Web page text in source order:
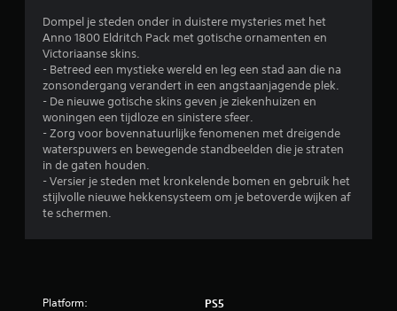
n
g
e
Dompel je steden onder in duistere mysteries met het
Anno 1800 Eldritch Pack met gotische ornamenten en
Victoriaanse skins.
- Betreed een mystieke wereld en leg een stad aan die na
zonsondergang verandert in een angstaanjagende plek.
- De nieuwe gotische skins geven je ziekenhuizen en
woningen een tijdloze en sinistere sfeer.
- Zorg voor bovennatuurlijke fenomenen met dreigende
waterspuwers en bewegende standbeelden die je straten
in de gaten houden.
- Versier je steden met kronkelende bomen en gebruik het
stijlvolle nieuwe hekkensysteem om je betoverde wijken af
te schermen.
Platform: PS5